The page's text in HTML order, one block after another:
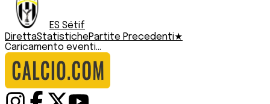
ES Sétif
DirettaStatistichePartite Precedenti★
Caricamento eventi...